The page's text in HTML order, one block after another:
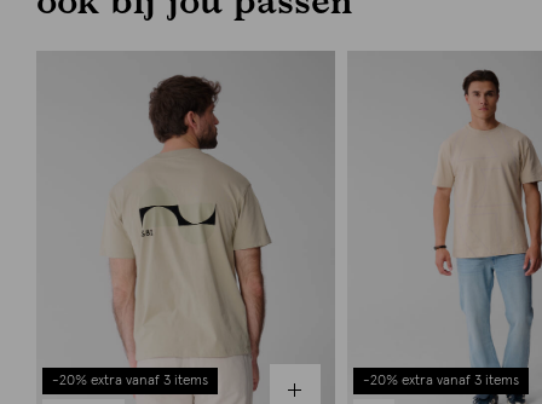
-20% extra vanaf 3 items -20% extra vanaf 3 items